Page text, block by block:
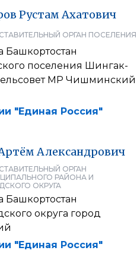
Рустам Ахатович
ОРГАН ПОСЕЛЕНИЯ
Башкортостан
поселения Шингак-
МР Чишминский
"Единая Россия"
Александрович
ОРГАН
РАЙОНА И
ОКРУГА
Башкортостан
округа город
"Единая Россия"